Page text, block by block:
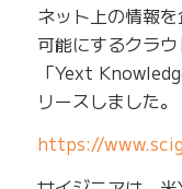
ネット上の情報
可能にするクラ
「Yext
リースしました。
https://